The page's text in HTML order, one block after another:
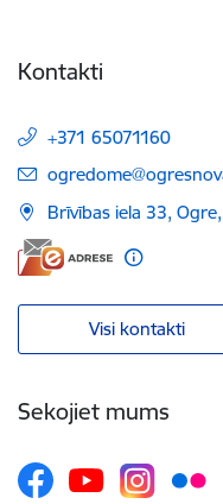
Kontakti
+371 65071160
E-pasts:
Brīvības iela 33,
Visi kontakti
Sekojiet mums